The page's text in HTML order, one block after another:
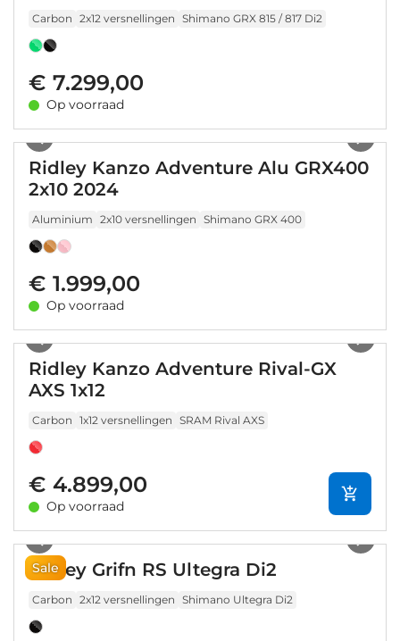
Carbon 2x12 versnellingen Shimano GRX 815 / 817 Di2
€ 7.299,00
Op voorraad
Ridley Kanzo Adventure Alu GRX400
2x10 2024
Aluminium 2x10 versnellingen Shimano GRX 400
€ 1.999,00
Op voorraad
Ridley Kanzo Adventure Rival-GX
AXS 1x12
Carbon 1x12 versnellingen SRAM Rival AXS
€ 4.899,00
Op voorraad
Sale
Ridley Grifn RS Ultegra Di2
Carbon 2x12 versnellingen Shimano Ultegra Di2